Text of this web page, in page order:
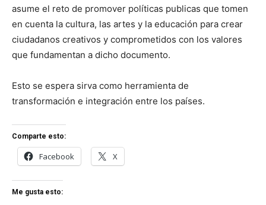
asume el reto de promover políticas publicas que tomen
en cuenta la cultura, las artes y la educación para crear
ciudadanos creativos y comprometidos con los valores
que fundamentan a dicho documento.
Esto se espera sirva como herramienta de
transformación e integración entre los países.
Comparte esto:
Facebook X
Me gusta esto: